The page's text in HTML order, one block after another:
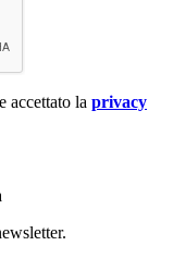
accettato la privacy